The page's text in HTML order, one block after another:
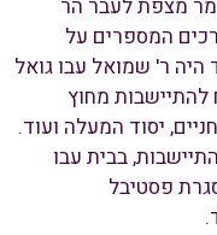
מצפת לעבר הר
המספרים על
היה ר' שמואל עבו גואל
מחוץ
יסוד המעלה ועוד.
בבית עבו
פסטיבל